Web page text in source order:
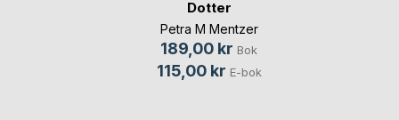
Dotter
Petra M Mentzer
189,00 kr Bok
115,00 kr E-bok